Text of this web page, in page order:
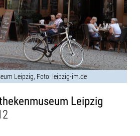
Leipzig, Foto: leipzig-im.de
Leipzig